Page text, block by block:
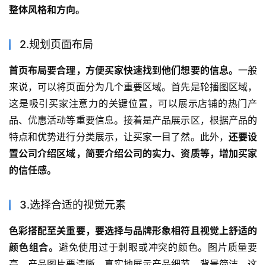
整体风格和方向。
2.规划页面布局
首页布局要合理，方便买家快速找到他们想要的信息。 一般
来说，可以将页面分为几个重要区域。首先是轮播图区域，
这是吸引买家注意力的关键位置，可以展示店铺的热门产
品、优惠活动等重要信息。接着是产品展示区，根据产品的
特点和优势进行分类展示，让买家一目了然。此外， 还要设
置公司介绍区域，简要介绍公司的实力、资质等，增加买家
的信任感。
3.选择合适的视觉元素
色彩搭配至关重要，要选择与品牌形象相符且视觉上舒适的
颜色组合。 避免使用过于刺眼或冲突的颜色。图片质量要